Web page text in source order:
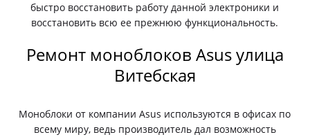
быстро восстановить работу данной электроники и
восстановить всю ее прежнюю функциональность.
Ремонт моноблоков Asus улица
Витебская
Моноблоки от компании Asus используются в офисах по
всему миру, ведь производитель дал возможность